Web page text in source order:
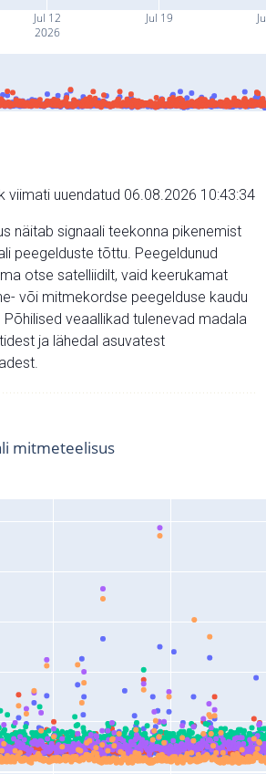
Jul 12
2026
Jul 19
viimati uuendatud 06.08.2026 10:43:34
näitab signaali teekonna pikenemist
peegelduste tõttu. Peegeldunud
otse satelliidilt, vaid keerukamat
või mitmekordse peegelduse kaudu
veaallikad tulenevad madala
ja lähedal asuvatest
mitmeteelisus